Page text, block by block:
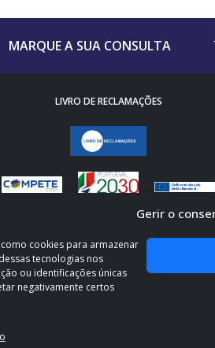
Gerir o
cookies para armazenar
tecnologias nos
ou identificações únicas
negativamente certos
MARQUE A SUA CONSULTA
LIVRO DE RECLAMAÇÕES